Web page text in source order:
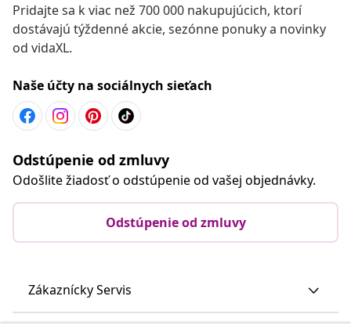
Pridajte sa k viac než 700 000 nakupujúcich, ktorí
dostávajú týždenné akcie, sezónne ponuky a novinky
od vidaXL.
Naše účty na sociálnych sieťach
Odstúpenie od zmluvy
Odošlite žiadosť o odstúpenie od vašej objednávky.
Odstúpenie od zmluvy
Zákaznícky Servis